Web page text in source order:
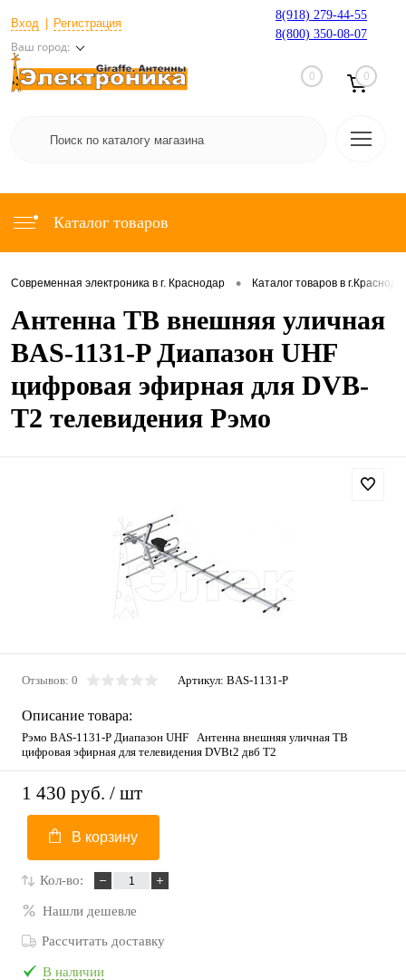
Вход Регистрация
Ваш город:
8(918) 279-44-55
8(800) 350-08-07
0 0
Каталог товаров
Современная электроника в г. Краснодар • Каталог товаров в
Антенна ТВ внешняя уличная
BAS-1131-P Диапазон UHF
цифровая эфирная для DVB-
T2 телевидения Рэмо
Отзывов: 0 Артикул: BAS-1131-P
Описание товара:
Рэмо BAS-1131-P Диапазон UHF Антенна внешняя уличная ТВ
цифровая эфирная для телевидения DVBt2 двб Т2
1 430 руб. / шт
В корзину
Кол-во:
Нашли дешевле
Рассчитать доставку
В наличии